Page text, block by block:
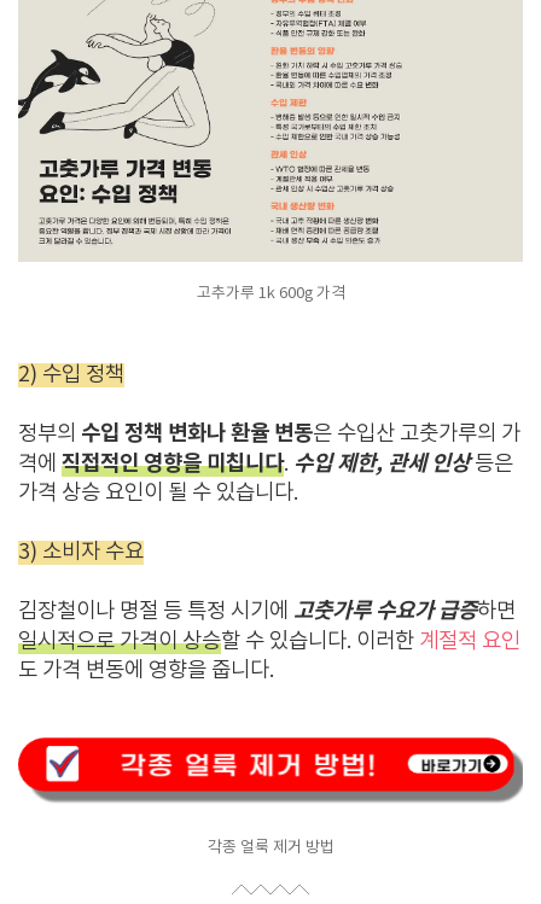
고추가루 1k 600g 가격
2) 수입 정책
정부의 수입 정책 변화나 환율 변동은 수입산 고춧가루의 가
격에 직접적인 영향을 미칩니다. 수입 제한, 관세 인상등은
가격 상승 요인이 될 수 있습니다.
3) 소비자 수요
김장철이나 명절 등 특정 시기에 고춧가루 수요가 급증하면
일시적으로 가격이 상승할 수 있습니다. 이러한 계절적 요인
도 가격 변동에 영향을 줍니다.
각종 얼룩 제거 방법